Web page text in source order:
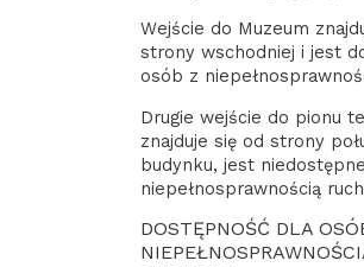
Wejście do Muzeum
strony wschodniej i jest
osób z
Drugie wejście do pionu
znajduje się od strony
budynku, jest
niepełnosprawnością
DOSTĘPNOŚĆ DLA